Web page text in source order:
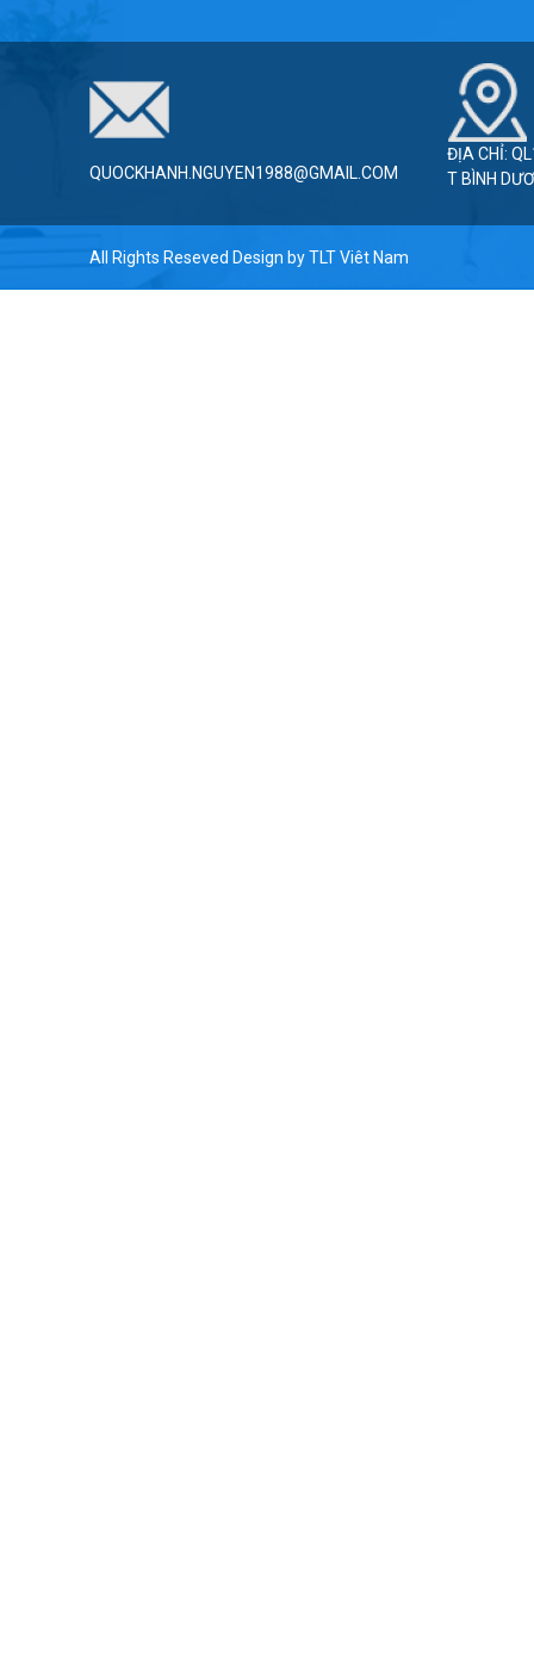
QUOCKHANH.NGUYEN1988@GMAIL.COM
ĐỊA CHỈ:
T BÌNH
All Rights Reseved Design byTLT Viêt Nam